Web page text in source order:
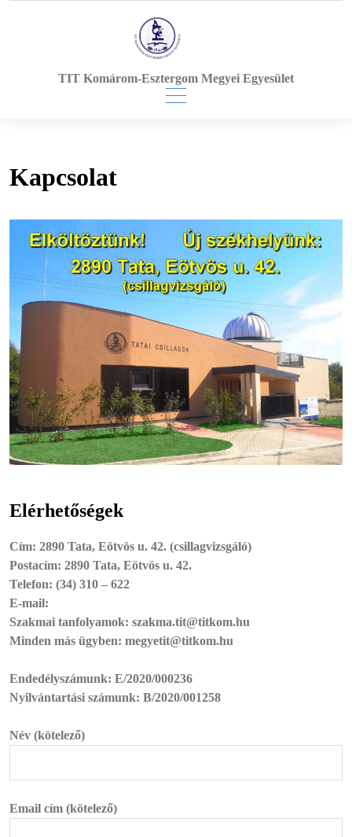
TIT Komárom-Esztergom Megyei Egyesület
Kapcsolat
Elérhetőségek
Cím: 2890 Tata, Eötvös u. 42. (csillagvizsgáló)
Postacím: 2890 Tata, Eötvös u. 42.
Telefon: (34) 310 – 622
E-mail:
Szakmai tanfolyamok: szakma.tit@titkom.hu
Minden más ügyben: megyetit@titkom.hu
Endedélyszámunk: E/2020/000236
Nyilvántartási számunk: B/2020/001258
Név (kötelező)
Email cím (kötelező)